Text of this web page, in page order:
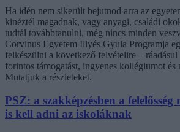
Ha idén nem sikerült bejutnod arra az
kinéztél magadnak, vagy anyagi, családi
tudtál továbbtanulni, még nincs minden
Corvinus Egyetem Illyés Gyula Programja
felkészülni a következő felvételire –
forintos támogatást, ingyenes kollégiumot és
Mutatjuk a részleteket.
PSZ: a szakképzésben a
is kell adni az iskoláknak